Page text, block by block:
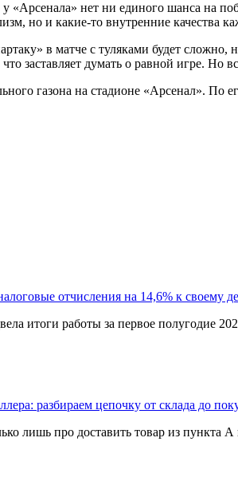
«Арсенала» нет ни единого шанса на
но и какие-то внутренние качества
в матче с туляками будет
заставляет думать о равной игре. Но
газона на стадионе «Арсенал».
отчисления на 14,6% к своему
итоги работы за первое полугодие
разбираем цепочку от склада до
лишь про доставить товар из пункта